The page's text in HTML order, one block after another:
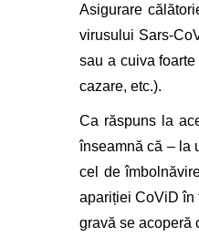
Asigurare
virusului Sars-
sau a cuiva
cazare, etc.).
Ca răspuns la
înseamnă că – la
cel de
apariției CoViD în
gravă se acoperă